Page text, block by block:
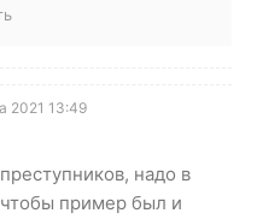
2021 13:49
надо в
чтобы пример был и